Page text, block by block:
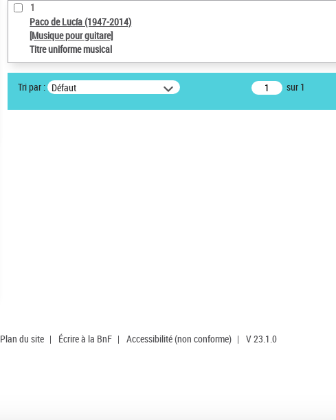
1
Paco de Lucía (1947-2014)
[Musique pour guitare]
Titre uniforme musical
Tri par : Défaut sur 1
Plan du site | Écrire à la BnF | Accessibilité (non conforme) | V 23.1.0